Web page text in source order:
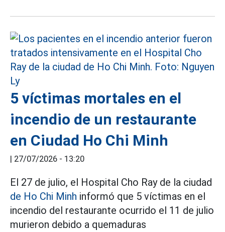
5 víctimas mortales en el
incendio de un restaurante
en Ciudad Ho Chi Minh
| 27/07/2026 - 13:20
El 27 de julio, el Hospital Cho Ray de la ciudad
de Ho Chi Minh informó que 5 víctimas en el
incendio del restaurante ocurrido el 11 de julio
murieron debido a quemaduras